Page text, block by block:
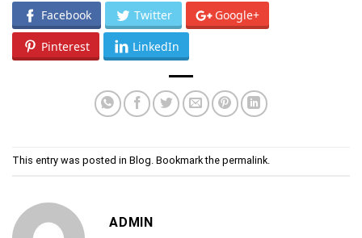
Facebook Twitter Google+
Pinterest LinkedIn
This entry was posted in Blog. Bookmark the permalink.
ADMIN